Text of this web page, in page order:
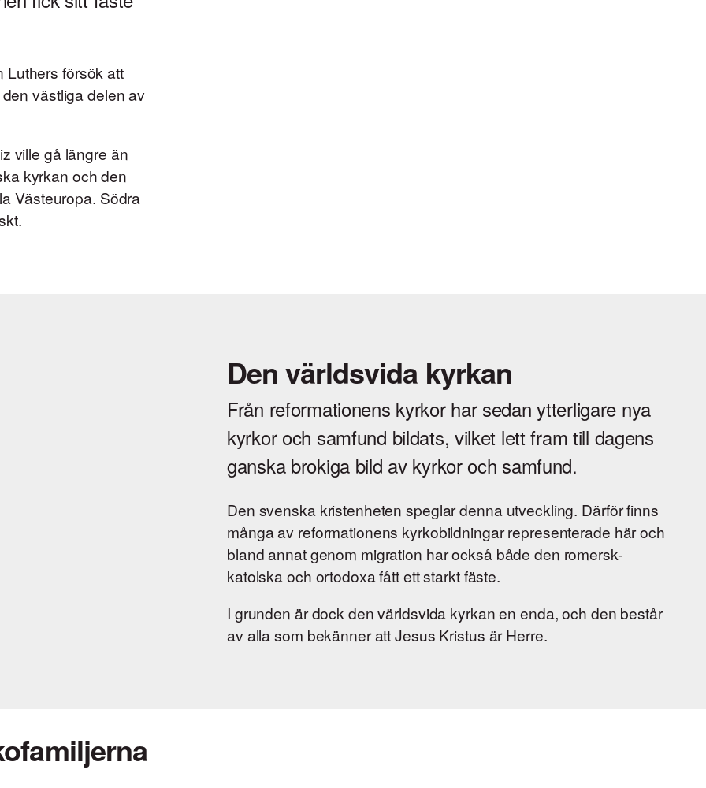
Luthers försök att
västliga delen av
ville gå längre än
kyrkan och den
Västeuropa. Södra
Den världsvida kyrkan
Från reformationens kyrkor har sedan ytterligare nya
kyrkor och samfund bildats, vilket lett fram till dagens
ganska brokiga bild av kyrkor och samfund.
Den svenska kristenheten speglar denna utveckling. Därför finns
många av reformationens kyrkobildningar representerade här och
bland annat genom migration har också både den romersk-
katolska och ortodoxa fått ett starkt fäste.
I grunden är dock den världsvida kyrkan en enda, och den består
av alla som bekänner att Jesus Kristus är Herre.